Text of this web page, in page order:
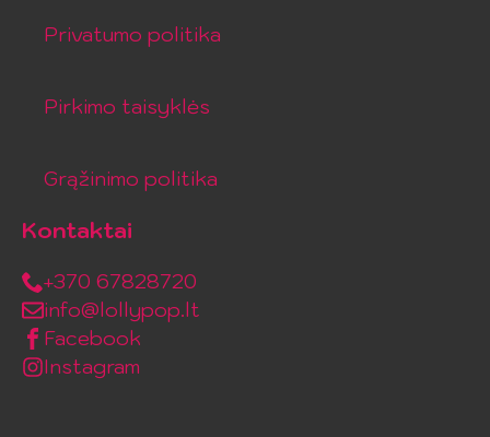
Privatumo politika
Pirkimo taisyklės
Grąžinimo politika
Kontaktai
+370 67828720
info@lollypop.lt
Facebook
Instagram